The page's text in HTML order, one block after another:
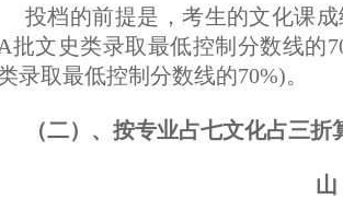
投档的前提是，考生的文化课
A批文史类录取最低控制分数线的
录取最低控制分数线的70%)。
（二）、按专业占七文化占三折
山